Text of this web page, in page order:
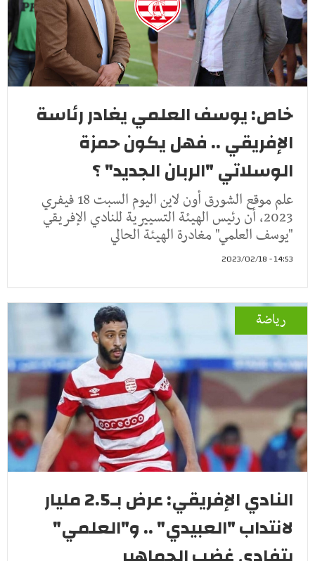
خاص: يوسف العلمي يغادر رئاسة
الإفريقي .. فهل يكون حمزة
الوسلاتي "الربان الجديد" ؟
علم موقع الشورق أون لاين اليوم السبت 18 فيفري
2023، أن رئيس الهيئة التسييرية للنادي الإفريقي
"يوسف العلمي" مغادرة الهيئة الحالي
14:53 - 2023/02/18
رياضة
النادي الإفريقي: عرض بـ2.5 مليار
لانتداب "العبيدي" .. و"العلمي"